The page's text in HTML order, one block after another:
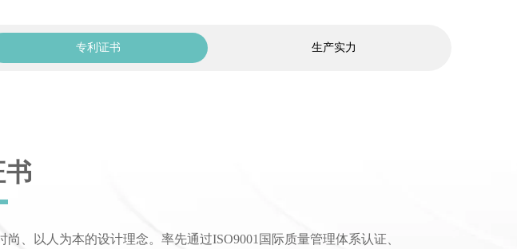
专利证书 生产实力
书
、以人为本的设计理念。率先通过ISO9001国际质量管理体系认证、